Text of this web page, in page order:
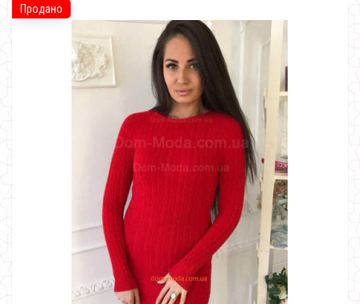
Продано